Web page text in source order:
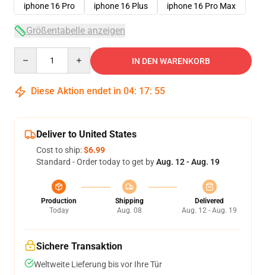
iphone 16 Pro
iphone 16 Plus iphone 16 Pro Max
Größentabelle anzeigen
IN DEN WARENKORB
Diese Aktion endet in 04: 17: 54
Deliver to United States
Cost to ship:$6.99
Standard - Order today to get byAug. 12 - Aug. 19
Production
Today
Shipping
Aug. 08
Delivered
Aug. 12 - Aug. 19
Sichere Transaktion
Weltweite Lieferung bis vor Ihre Tür